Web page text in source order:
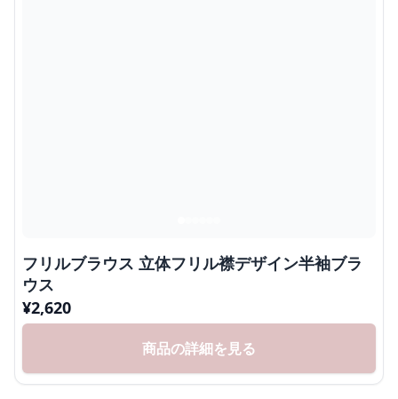
フリルブラウス 立体フリル襟デザイン半袖ブラ
ウス
¥2,620
商品の詳細を見る